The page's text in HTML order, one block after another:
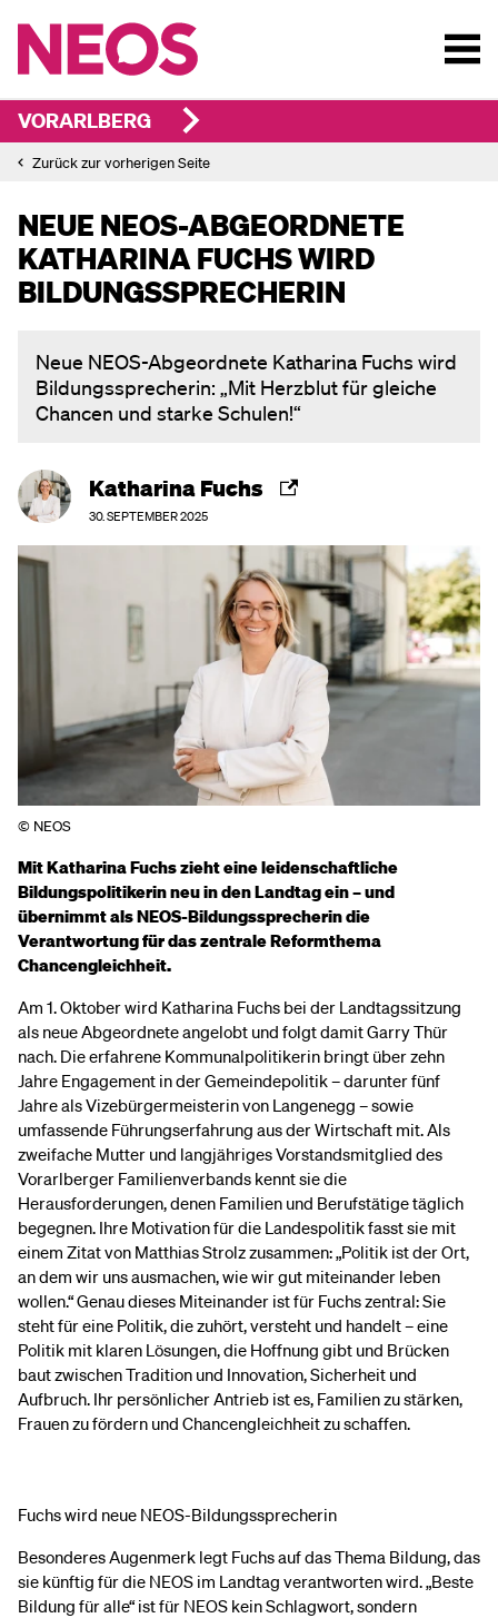
VORARLBERG
Zurück zur vorherigen Seite
NEUE NEOS-ABGEORDNETE
KATHARINA FUCHS WIRD
BILDUNGSSPRECHERIN
Neue NEOS-Abgeordnete Katharina Fuchs wird
Bildungssprecherin: „Mit Herzblut für gleiche
Chancen und starke Schulen!“
Katharina Fuchs
30. SEPTEMBER 2025
© NEOS
Mit Katharina Fuchs zieht eine leidenschaftliche
Bildungspolitikerin neu in den Landtag ein – und
übernimmt als NEOS-Bildungssprecherin die
Verantwortung für das zentrale Reformthema
Chancengleichheit.
Am 1. Oktober wird Katharina Fuchs bei der Landtagssitzung
als neue Abgeordnete angelobt und folgt damit Garry Thür
nach. Die erfahrene Kommunalpolitikerin bringt über zehn
Jahre Engagement in der Gemeindepolitik – darunter fünf
Jahre als Vizebürgermeisterin von Langenegg – sowie
umfassende Führungserfahrung aus der Wirtschaft mit. Als
zweifache Mutter und langjähriges Vorstandsmitglied des
Vorarlberger Familienverbands kennt sie die
Herausforderungen, denen Familien und Berufstätige täglich
begegnen. Ihre Motivation für die Landespolitik fasst sie mit
einem Zitat von Matthias Strolz zusammen: „Politik ist der Ort,
an dem wir uns ausmachen, wie wir gut miteinander leben
wollen.“ Genau dieses Miteinander ist für Fuchs zentral: Sie
steht für eine Politik, die zuhört, versteht und handelt – eine
Politik mit klaren Lösungen, die Hoffnung gibt und Brücken
baut zwischen Tradition und Innovation, Sicherheit und
Aufbruch. Ihr persönlicher Antrieb ist es, Familien zu stärken,
Frauen zu fördern und Chancengleichheit zu schaffen.
Fuchs wird neue NEOS-Bildungssprecherin
Besonderes Augenmerk legt Fuchs auf das Thema Bildung, das
sie künftig für die NEOS im Landtag verantworten wird. „Beste
Bildung für alle“ ist für NEOS kein Schlagwort, sondern